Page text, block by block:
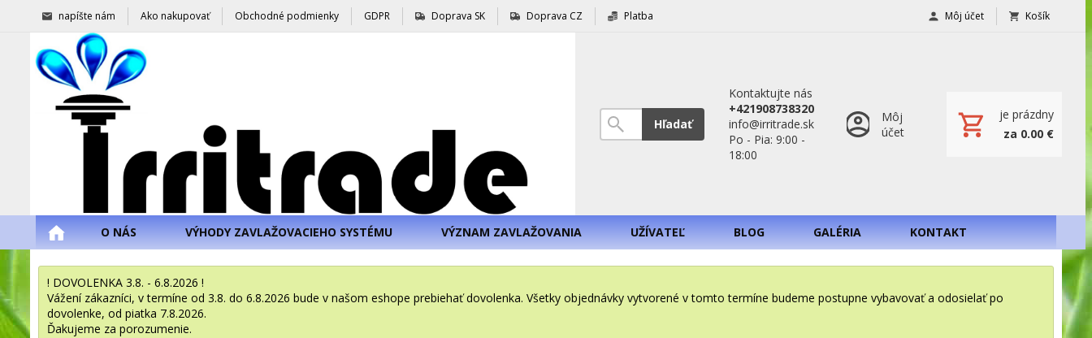
napíšte nám Ako nakupovať Obchodné podmienky GDPR Doprava SK Doprava CZ Platba Môj účet Košík
Hľadať
Kontaktujte nás
+421908738320
info@irritrade.sk
Po - Pia: 9:00 -
18:00
Môj
účet
je prázdny
za 0.00 €
O NÁS VÝHODY ZAVLAŽOVACIEHO SYSTÉMU VÝZNAM ZAVLAŽOVANIA UŽÍVATEĽ BLOG GALÉRIA KONTAKT
! DOVOLENKA 3.8. - 6.8.2026 !
Vážení zákazníci, v termíne od 3.8. do 6.8.2026 bude v našom eshope prebiehať dovolenka. Všetky objednávky vytvorené v tomto termíne budeme postupne vybavovať a odosielať po
dovolenke, od piatka 7.8.2026.
Ďakujeme za porozumenie.